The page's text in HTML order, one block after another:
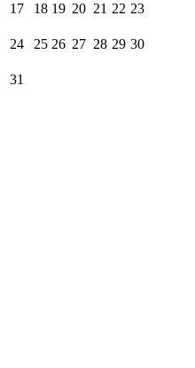
17 18 19 20 21 22 23
24 25 26 27 28 29 30
31